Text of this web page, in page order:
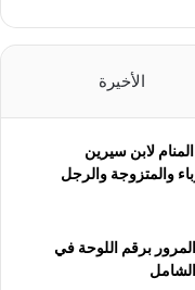
الأخيرة
لابن سيرين
والمتزوجة والرجل
برقم اللوحة في